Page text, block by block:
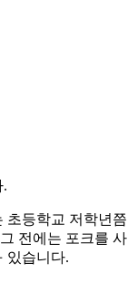
.
초등학교 저학년쯤
전에는 포크를 사
있습니다.